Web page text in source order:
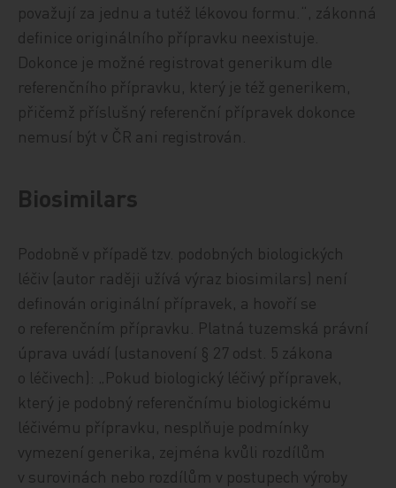
považují za jednu a tutéž lékovou formu.“, zákonná
definice originálního přípravku neexistuje.
Dokonce je možné registrovat generikum dle
referenčního přípravku, který je též generikem,
přičemž příslušný referenční přípravek dokonce
nemusí být v ČR ani registrován.
Biosimilars
Podobně v případě tzv. podobných biologických
léčiv (autor raději užívá výraz biosimilars) není
definován originální přípravek, a hovoří se
o referenčním přípravku. Platná tuzemská právní
úprava uvádí (ustanovení § 27 odst. 5 zákona
o léčivech): „Pokud biologický léčivý přípravek,
který je podobný referenčnímu biologickému
léčivému přípravku, nesplňuje podmínky
vymezení generika, zejména kvůli rozdílům
v surovinách nebo rozdílům v postupech výroby